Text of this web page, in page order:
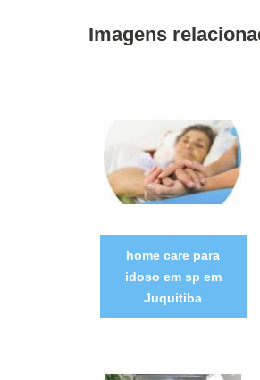
Imagens
home care para
idoso em sp em
Juquitiba